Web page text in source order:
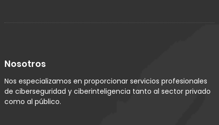
Nosotros
Nos especializamos en proporcionar servicios profesionales
de ciberseguridad y ciberinteligencia tanto al sector privado
como al público.